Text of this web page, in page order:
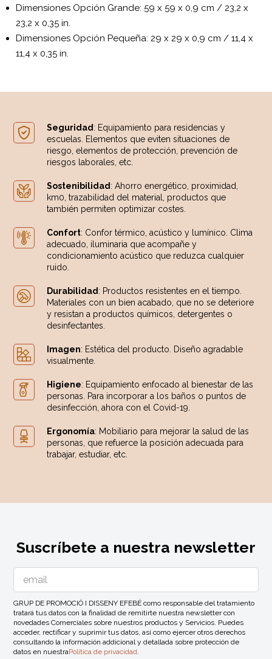
Dimensiones Opción Grande: 59 x 59 x 0,9 cm / 23,2 x
23,2 x 0,35 in.
Dimensiones Opción Pequeña: 29 x 29 x 0,9 cm / 11,4 x
11,4 x 0,35 in.
Seguridad: Equipamiento para residencias y
escuelas. Elementos que eviten situaciones de
riesgo, elementos de protección, prevención de
riesgos laborales, etc.
Sostenibilidad: Ahorro energético, proximidad,
km0, trazabilidad del material, productos que
también permiten optimizar costes.
Confort: Confor térmico, acústico y lumínico. Clima
adecuado, iluminaria que acompañe y
condicionamiento acústico que reduzca cualquier
ruido.
Durabilidad: Productos resistentes en el tiempo.
Materiales con un bien acabado, que no se deteriore
y resistan a productos químicos, detergentes o
desinfectantes.
Imagen: Estética del producto. Diseño agradable
visualmente.
Higiene: Equipamiento enfocado al bienestar de las
personas. Para incorporar a los baños o puntos de
desinfección, ahora con el Covid-19.
Ergonomía: Mobiliario para mejorar la salud de las
personas, que refuerce la posición adecuada para
trabajar, estudiar, etc.
Suscríbete a nuestra newsletter
GRUP DE PROMOCIÓ I DISSENY EFEBÉ como responsable del tratamiento
tratará tus datos con la finalidad de remitirte nuestra newsletter con
novedades Comerciales sobre nuestros productos y Servicios. Puedes
acceder, rectificar y suprimir tus datos, así como ejercer otros derechos
consultando la información addicional y detallada sobre protección de
datos en nuestraPolítica de privacidad.